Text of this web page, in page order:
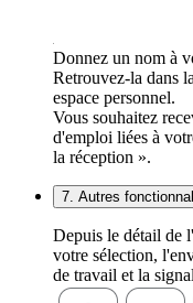
Donnez un nom à
Retrouvez-la dans
espace personnel.
Vous souhaitez
d'emploi liées à
la réception ».
7. Autres
Depuis le détail de
votre sélection,
de travail et la